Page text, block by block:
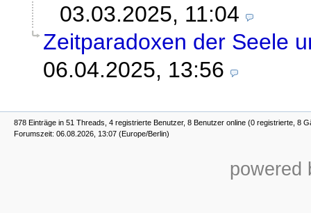
03.03.2025, 11:04
Zeitparadoxen der Seele
06.04.2025, 13:56
878 Einträge in 51 Threads, 4 registrierte Benutzer, 8 Benutzer online (0 registrierte, 8
Forumszeit: 06.08.2026, 13:07 (Europe/Berlin)
powered